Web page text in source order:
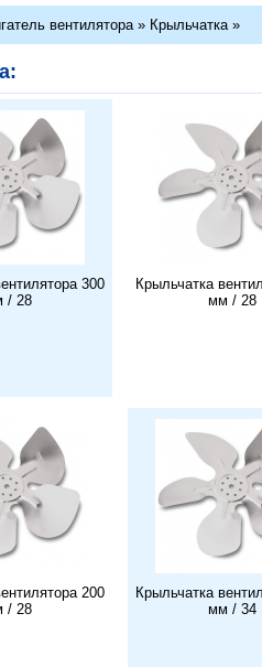
вентилятора » Крыльчатка »
300
/ 28
Крыльчатка
мм / 28
200
/ 28
Крыльчатка
мм / 34